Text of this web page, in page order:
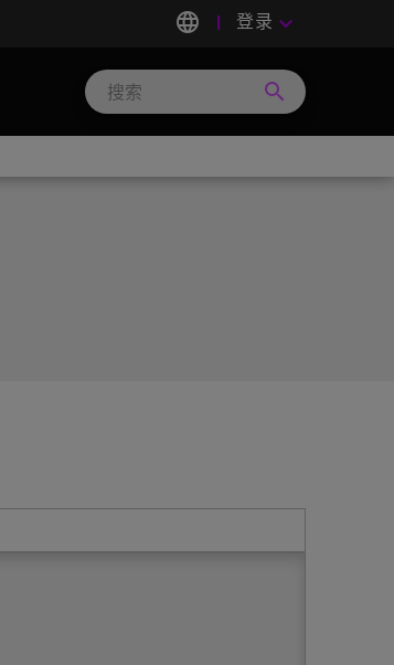
language 登录 keyboard_arrow_down
search